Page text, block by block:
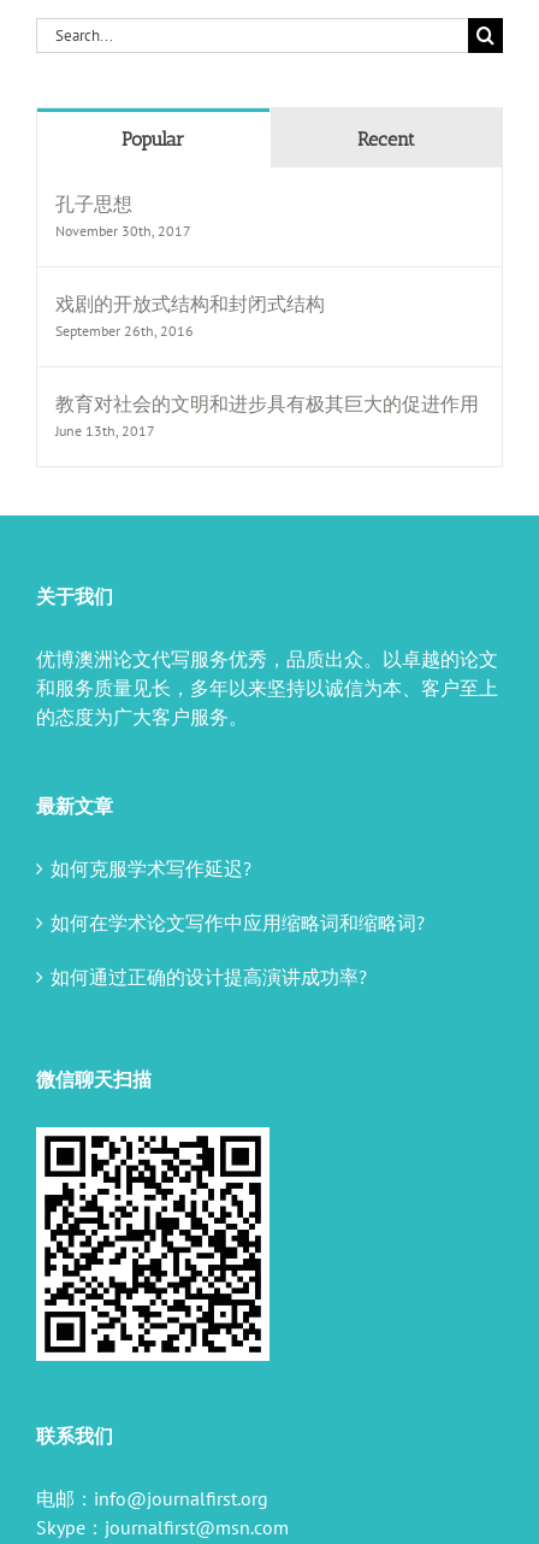
Search
for:
Popular Recent
孔子思想
November 30th, 2017
戏剧的开放式结构和封闭式结构
September 26th, 2016
教育对社会的文明和进步具有极其巨大的促进作用
June 13th, 2017
关于我们
优博澳洲论文代写服务优秀，品质出众。以卓越的论文
和服务质量见长，多年以来坚持以诚信为本、客户至上
的态度为广大客户服务。
最新文章
如何克服学术写作延迟?
如何在学术论文写作中应用缩略词和缩略词?
如何通过正确的设计提高演讲成功率?
微信聊天扫描
联系我们
电邮： info@journalfirst.org
Skype： journalfirst@msn.com